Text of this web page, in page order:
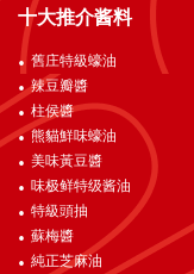
十大推介酱料
舊庄特級蠔油
辣豆瓣醬
柱侯醬
熊貓鮮味蠔油
美味黃豆醬
味极鲜特级酱油
特級頭抽
蘇梅醬
純正芝麻油